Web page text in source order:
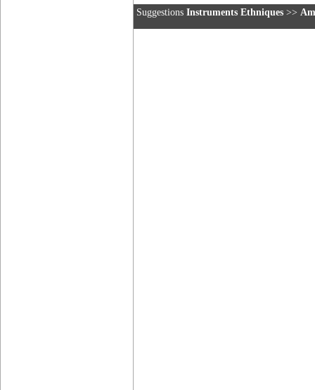
Suggestions Instruments Ethniques >>